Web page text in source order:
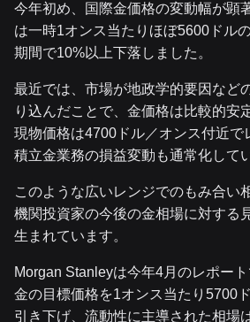
今年初め、国際金価格の変動幅が顕
は一時1オンス当たりほぼ5600ドル
期間で10%以上下落しました。
最近では、市場が地政学的要因など
り込んだことで、金価格は比較的安
現物価格は4700ドル／オンス付近で
積立金業務の損益変動も通常化して
このような広いレンジでのもみ合い
機関投資家の今後の金相場に対する
生まれています。
Morgan Stanleyは今年4月のレポー
金の目標価格を1オンス当たり5700
引き下げ、流動性に主導された相場